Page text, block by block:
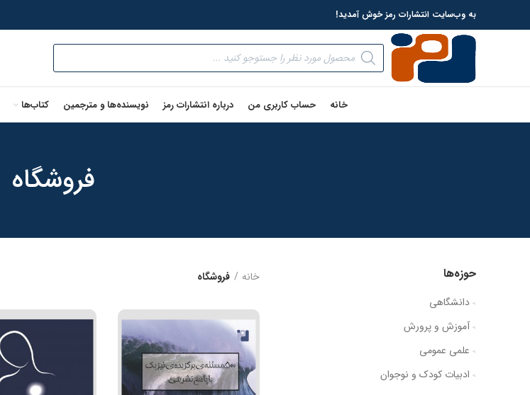
به وب‌سایت انتشارات رمز خوش آمدید!
خانه حساب کاربری من درباره انتشارات رمز نویسنده‌ها و مترجمین کتاب‌ها
فروشگاه
حوزه‌ها
دانشگاهی
آموزش و پرورش
علمی عمومی
ادبیات کودک و نوجوان
خانه فروشگاه